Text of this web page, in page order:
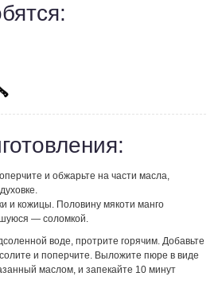
и обжарьте на части масла,
и кожицы. Половину мякоти манго
— соломкой.
воде, протрите горячим. Добавьте
и поперчите. Выложите пюре в виде
маслом, и запекайте 10 минут